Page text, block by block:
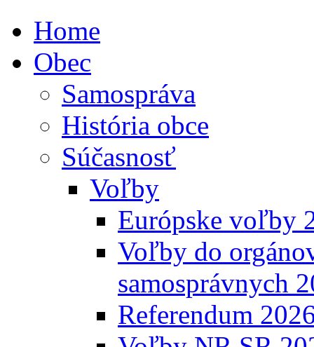
Home
Obec
Samospráva
História obce
Súčasnosť
Voľby
Európske voľby
Voľby do
samosprávnych
Referendum